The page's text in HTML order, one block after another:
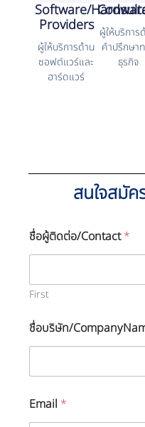
Software/
Providers
ผู้ให้บริการด้าน
ซอฟต์แวร์และ
ฮาร์ดแวร์
ผู้ให้บริการ
คำปรึกษา
ธุรกิจ
สนใจสมัค
โ
ป
ด
ร
บุ
)
(
ป
ด
ชื่อผู้ติดต่อ/Contact*
First
ชื่อบริษัท/
Email *